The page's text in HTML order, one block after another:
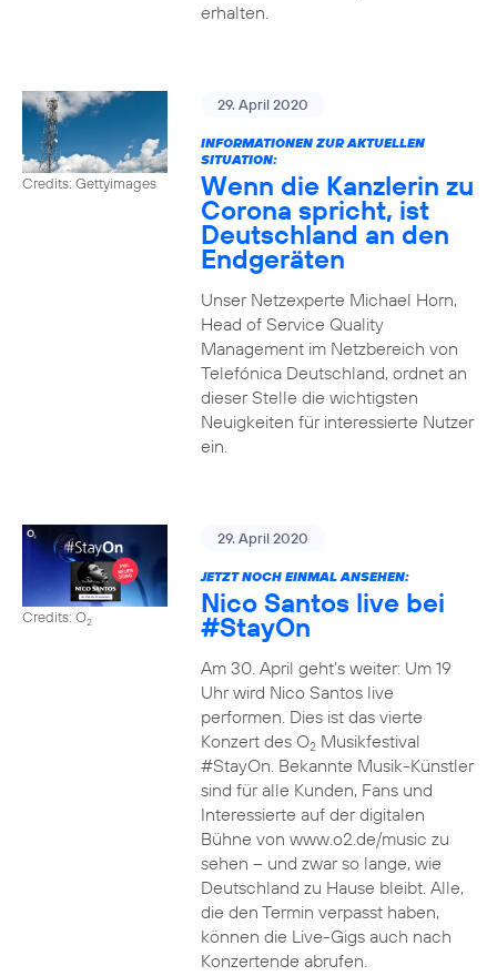
erhalten.
Credits: Gettyimages
29. April 2020
INFORMATIONEN ZUR AKTUELLEN
SITUATION:
Wenn die Kanzlerin zu
Corona spricht, ist
Deutschland an den
Endgeräten
Unser Netzexperte Michael Horn,
Head of Service Quality
Management im Netzbereich von
Telefónica Deutschland, ordnet an
dieser Stelle die wichtigsten
Neuigkeiten für interessierte Nutzer
ein.
Credits: O2
29. April 2020
JETZT NOCH EINMAL ANSEHEN:
Nico Santos live bei
#StayOn
Am 30. April geht’s weiter: Um 19
Uhr wird Nico Santos live
performen. Dies ist das vierte
Konzert des O2Musikfestival
#StayOn. Bekannte Musik-Künstler
sind für alle Kunden, Fans und
Interessierte auf der digitalen
Bühne von www.o2.de/music zu
sehen – und zwar so lange, wie
Deutschland zu Hause bleibt. Alle,
die den Termin verpasst haben,
können die Live-Gigs auch nach
Konzertende abrufen.